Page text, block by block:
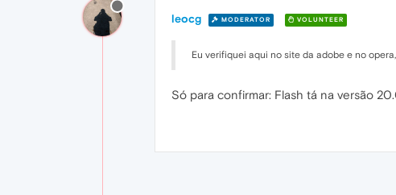
leocg MODERATOR VOLUNTEER
Eu verifiquei aqui no site da adobe e no
Só para confirmar: Flash tá na versão